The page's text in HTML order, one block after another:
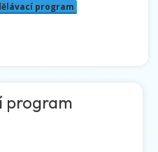
program
program